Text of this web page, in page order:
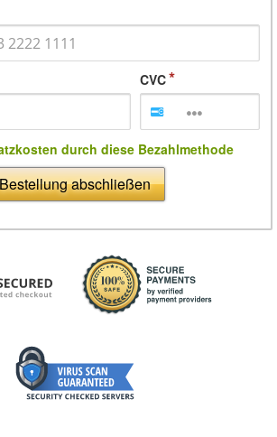
CVC
durch diese Bezahlmethode
Bestellung abschließen